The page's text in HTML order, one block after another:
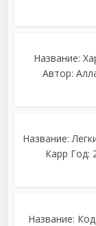
Название:
Автор:
Название:
Карр Год:
Название: